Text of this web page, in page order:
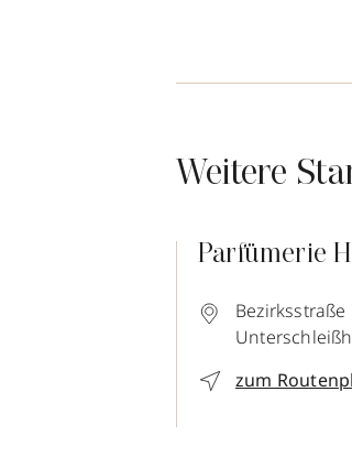
Weitere
Parfümerie
Bezirksstraße
zum